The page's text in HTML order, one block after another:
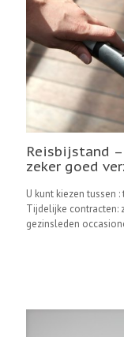
Reisbijstand
zeker goed
U kunt kiezen tussen
Tijdelijke contracten:
gezinsleden